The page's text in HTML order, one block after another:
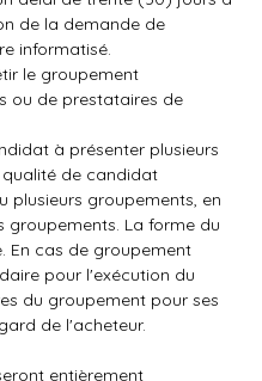
de la demande de
informatisé.
le groupement
ou de prestataires de
à présenter plusieurs
de candidat
plusieurs groupements, en
groupements. La forme du
En cas de groupement
pour l'exécution du
du groupement pour ses
de l'acheteur.
entièrement